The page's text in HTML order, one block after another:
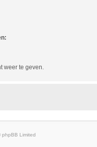
weer te geven.
Limited